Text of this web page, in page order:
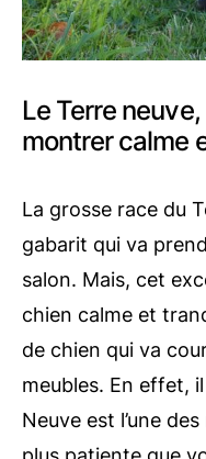
Le Terre
montrer calme
La grosse race du
gabarit qui va
salon. Mais, cet
chien calme et
de chien qui va
meubles. En effet,
Neuve est l’une